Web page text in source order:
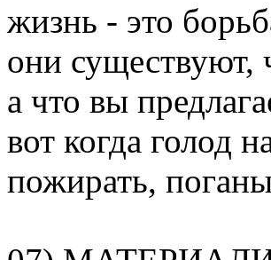
жизнь - это
они
а что вы
вот когда голод
пожирать,